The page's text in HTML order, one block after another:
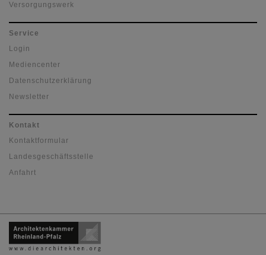
Versorgungswerk
Service
Login
Mediencenter
Datenschutzerklärung
Newsletter
Kontakt
Kontaktformular
Landesgeschäftsstelle
Anfahrt